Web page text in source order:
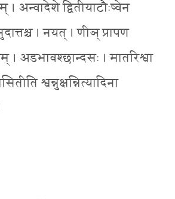
। अन्वादेशे द्वितीयाटौःष्वेन
। नयत् । णीञ् प्रापण
अडभावश्छान्दसः । मातरिश्वा
श्वन्नुक्षन्नित्यादिना